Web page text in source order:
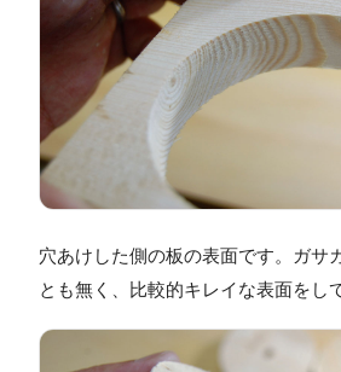
穴あけした側の板の表面です。ガサ
とも無く、比較的キレイな表面をし